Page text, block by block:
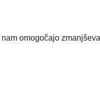
nam omogočajo